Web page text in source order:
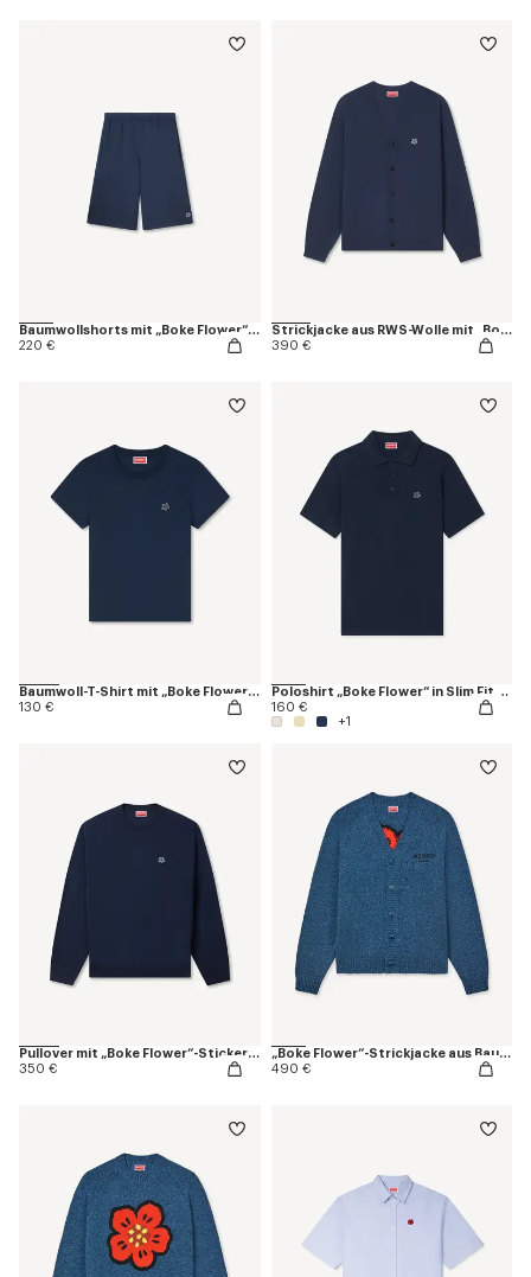
Baumwollshorts mit „Boke Flower“-Stickerei
220 €
Strickjacke aus RWS-Wolle mit „Boke Flower“-Stickerei
390 €
Baumwoll-T-Shirt mit „Boke Flower“-Stickerei
130 €
Poloshirt „Boke Flower“ in Slim Fit aus Baumwolle
160 €
+1
Pullover mit „Boke Flower“-Stickerei aus Merinowolle
350 €
„Boke Flower“-Strickjacke aus Baumwolle und Wolle
490 €